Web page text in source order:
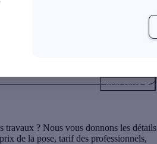
Voir plus
travaux ? Nous vous donnons les détails
de la pose, tarif des professionnels,